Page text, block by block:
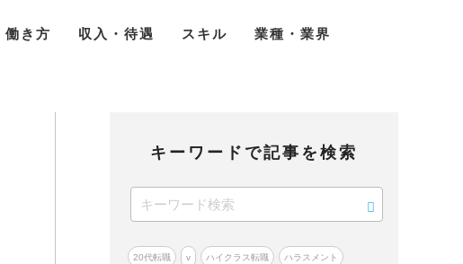
働き方 収入・待遇 スキル 業種・業界
キーワードで記事を検索
20代転職 v ハイクラス転職 ハラスメント